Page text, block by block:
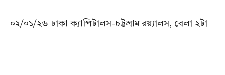
০২/০১/২৬ ঢাকা ক্যাপিটালস-চট্টগ্রাম রয়্যালস, বেলা ২টা